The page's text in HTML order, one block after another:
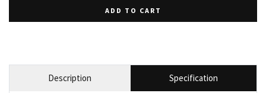
ADD TO CART
Description Specification